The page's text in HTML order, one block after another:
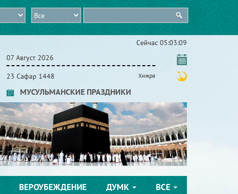
Сейчас 05:03:10
07 Август 2026
23 Сафар 1448 Хижра
МУСУЛЬМАНСКИЕ ПРАЗДНИКИ
ВЕРОУБЕЖДЕНИЕ ДУМК ВСЕ